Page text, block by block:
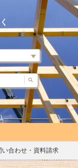
い合わせ・資料請求